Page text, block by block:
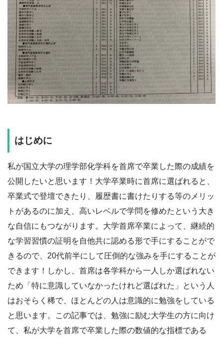
はじめに
私が国立大学の理学部化学科を首席で卒業した際の成績を
公開したいと思います！大学卒業時に首席に選ばれると、
卒業式で登壇できたり、履歴書に書けたりする等のメリッ
トがあるのに加え、高いレベルで学問を修めたという大き
な自信にもつながります。大学首席卒業によって、継続的
な学習習慣の証明を自他共に認める形で手にすることがで
きるので、20代前半にして圧倒的な強みを手にすることが
できます！しかし、首席は各学科から一人しか選ばれない
ため「特に意識していなかったけれど選ばれた」という人
はおそらく稀で、ほとんどの人は意識的に勉強をしている
と思います。この記事では、勉強に励む大学生の方に向け
て、私が大学を首席で卒業した際の数値的な指標である